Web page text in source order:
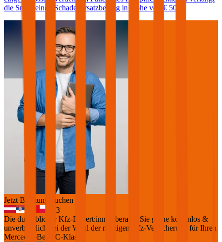
die Smile einen Schadenersatzbeitrag in Höhe von € 500.
Jetzt Beratung buchen
+3
Die durchblicker Kfz-Expert:innen beraten Sie gerne kostenlos &
unverbindlich bei der Wahl der richtigen Kfz-Versicherung für Ihren
Mercedes-Benz C-Klasse